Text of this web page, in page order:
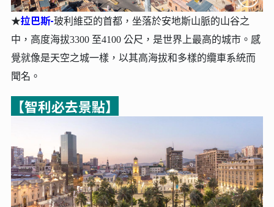
★拉巴斯-玻利維亞的首都， 坐落於安地斯山脈的山谷之
中， 高度海拔3300 至4100 公尺，是世界上最高的城市。 感
覺就像是天空之城一樣，以其高海拔和多樣的纜車系統而
聞名。
【智利必去景點】